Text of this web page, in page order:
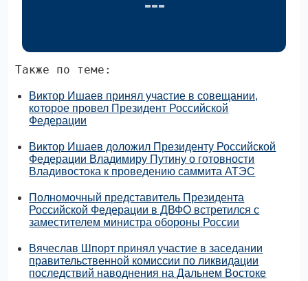
Также по теме:
Виктор Ишаев принял участие в совещании,
которое провел Президент Российской
Федерации
Виктор Ишаев доложил Президенту Российской
Федерации Владимиру Путину о готовности
Владивостока к проведению саммита АТЭС
Полномочный представитель Президента
Российской Федерации в ДВФО встретился с
заместителем министра обороны России
Вячеслав Шпорт принял участие в заседании
правительственной комиссии по ликвидации
последствий наводнения на Дальнем Востоке